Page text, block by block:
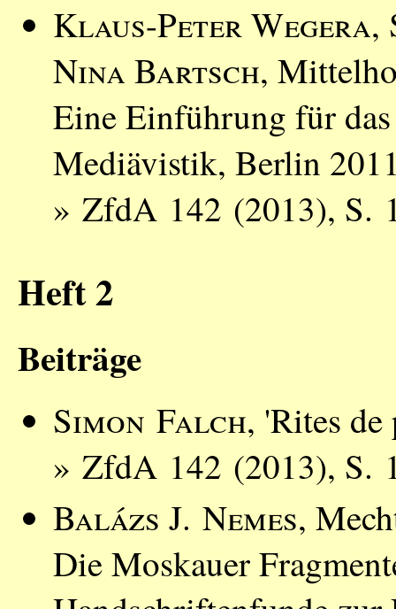
Klaus-Peter Wegera,
Nina Bartsch,
Eine Einführung für
Mediävistik, Berlin
» ZfdA 142 (2013), S.
Heft 2
Beiträge
Simon Falch, 'Rites
» ZfdA 142 (2013), S.
Balázs J. Nemes,
Die Moskauer